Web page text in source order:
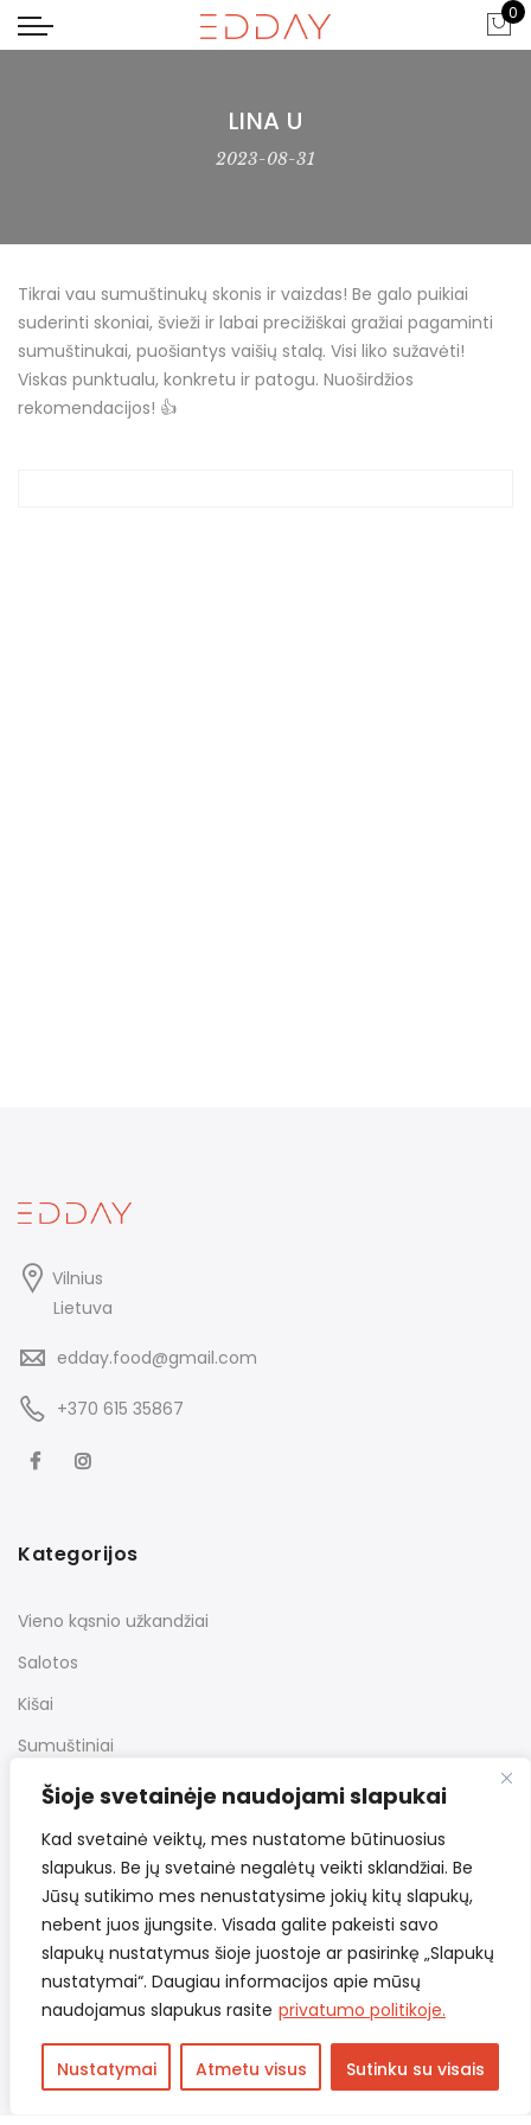
Šioje svetainėje naudojami slapukai
Kad svetainė veiktų, mes nustatome būtinuosius
slapukus. Be jų svetainė negalėtų veikti sklandžiai. Be
Jūsų sutikimo mes nenustatysime jokių kitų slapukų,
nebent juos įjungsite. Visada galite pakeisti savo
slapukų nustatymus šioje juostoje ar pasirinkę „Slapukų
nustatymai“. Daugiau informacijos apie mūsų
naudojamus slapukus rasite privatumo politikoje.
Nustatymai Atmetu visus Sutinku su visais
0
LINA U
2023-08-31
Tikrai vau sumuštinukų skonis ir vaizdas! Be galo puikiai
suderinti skoniai, švieži ir labai precižiškai gražiai pagaminti
sumuštinukai, puošiantys vaišių stalą. Visi liko sužavėti!
Viskas punktualu, konkretu ir patogu. Nuoširdžios
rekomendacijos! 👍
Vilnius
Lietuva
edday.food@gmail.com
+370 615 35867
Kategorijos
Vieno kąsnio užkandžiai
Salotos
Kišai
Sumuštiniai
Desertai
Kiti užkandžiai
Nuorodos
Bendrosios taisyklės
Privatumo politika